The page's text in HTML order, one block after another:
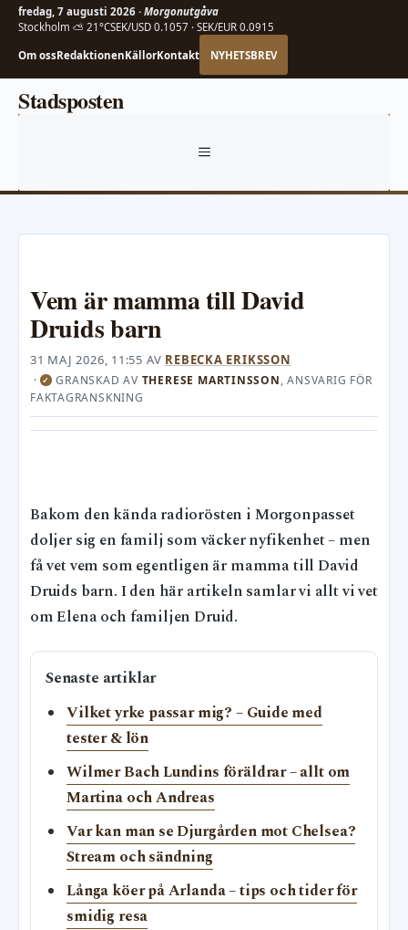
fredag, 7 augusti 2026 · Morgonutgåva
Stockholm ⛅ 21°CSEK/USD 0.1057 · SEK/EUR 0.0915
Om ossRedaktionenKällorKontakt NYHETSBREV
HoppaStadsposten
MENY
Vem är mamma till David
Druids barn
31 MAJ 2026, 11:55 AV REBECKA ERIKSSON
·✓ GRANSKAD AV THERESE MARTINSSON, ANSVARIG FÖR
FAKTAGRANSKNING
Bakom den kända radiorösten i Morgonpasset
doljer sig en familj som väcker nyfikenhet – men
få vet vem som egentligen är mamma till David
Druids barn. I den här artikeln samlar vi allt vi vet
om Elena och familjen Druid.
Senaste artiklar
Vilket yrke passar mig? – Guide med
tester & lön
Wilmer Bach Lundins föräldrar – allt om
Martina och Andreas
Var kan man se Djurgården mot Chelsea?
Stream och sändning
Långa köer på Arlanda – tips och tider för
smidig resa